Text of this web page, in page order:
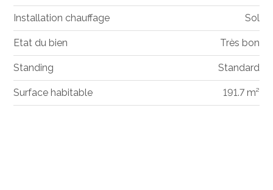
Installation chauffage Sol
Etat du bien Très bon
Standing Standard
Surface habitable 191.7 m²